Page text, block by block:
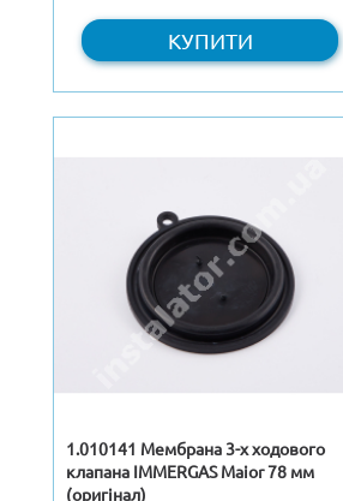
КУПИТИ
1.010141 Мембрана 3-х ходового
клапана IMMERGAS Maior 78 мм
(оригінал)